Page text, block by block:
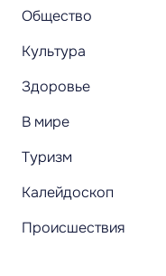
Общество
Культура
Здоровье
В мире
Туризм
Калейдоскоп
Происшествия